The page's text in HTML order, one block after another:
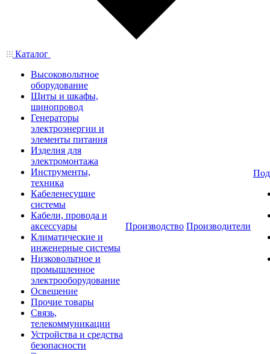
Каталог
Высоковольтное
оборудование
Щиты и шкафы,
шинопровод
Генераторы
электроэнергии и
элементы питания
Изделия для
электромонтажа
Инструменты,
техника
Кабеленесущие
системы
Кабели, провода и
аксессуары
Климатические и
инженерные системы
Низковольтное и
промышленное
электрооборудование
Освещение
Прочие товары
Связь,
телекоммуникации
Устройства и средства
безопасности
Производство Производители